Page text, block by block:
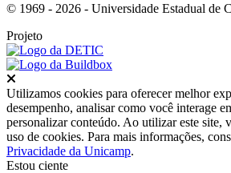
© 1969 - 2026 - Universidade Estadual de
Projeto
Utilizamos cookies para oferecer melhor
desempenho, analisar como você interage
personalizar conteúdo. Ao utilizar este site,
uso de cookies. Para mais informações,
Privacidade da Unicamp.
Estou ciente